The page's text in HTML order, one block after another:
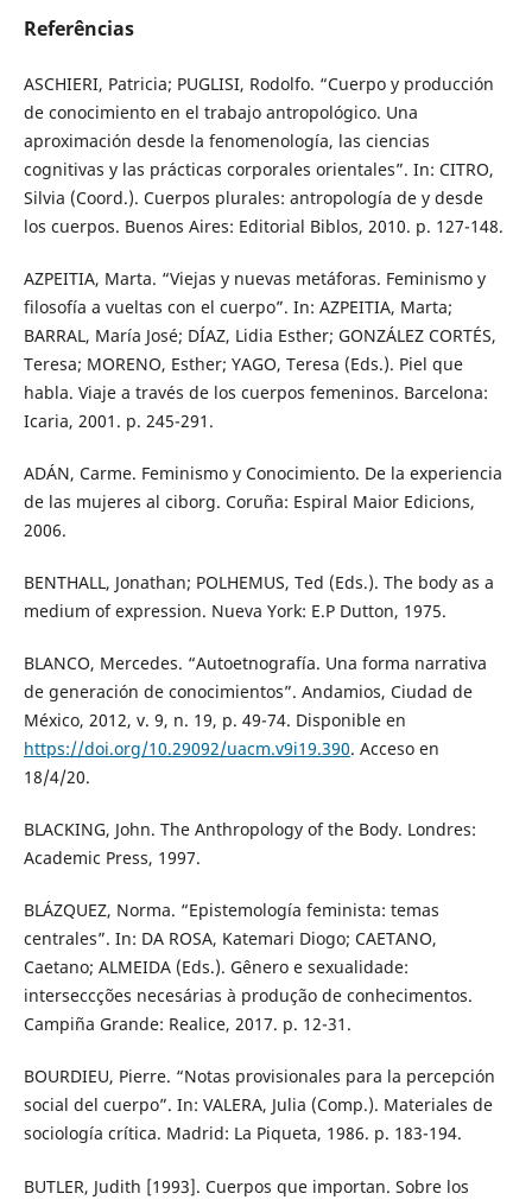
Referências
ASCHIERI, Patricia; PUGLISI, Rodolfo. “Cuerpo y producción
de conocimiento en el trabajo antropológico. Una
aproximación desde la fenomenología, las ciencias
cognitivas y las prácticas corporales orientales”. In: CITRO,
Silvia (Coord.). Cuerpos plurales: antropología de y desde
los cuerpos. Buenos Aires: Editorial Biblos, 2010. p. 127-148.
AZPEITIA, Marta. “Viejas y nuevas metáforas. Feminismo y
filosofía a vueltas con el cuerpo”. In: AZPEITIA, Marta;
BARRAL, María José; DÍAZ, Lidia Esther; GONZÁLEZ CORTÉS,
Teresa; MORENO, Esther; YAGO, Teresa (Eds.). Piel que
habla. Viaje a través de los cuerpos femeninos. Barcelona:
Icaria, 2001. p. 245-291.
ADÁN, Carme. Feminismo y Conocimiento. De la experiencia
de las mujeres al ciborg. Coruña: Espiral Maior Edicions,
2006.
BENTHALL, Jonathan; POLHEMUS, Ted (Eds.). The body as a
medium of expression. Nueva York: E.P Dutton, 1975.
BLANCO, Mercedes. “Autoetnografía. Una forma narrativa
de generación de conocimientos”. Andamios, Ciudad de
México, 2012, v. 9, n. 19, p. 49-74. Disponible en
https://doi.org/10.29092/uacm.v9i19.390. Acceso en
18/4/20.
BLACKING, John. The Anthropology of the Body. Londres:
Academic Press, 1997.
BLÁZQUEZ, Norma. “Epistemología feminista: temas
centrales”. In: DA ROSA, Katemari Diogo; CAETANO,
Caetano; ALMEIDA (Eds.). Gênero e sexualidade:
interseccções necesárias à produção de conhecimentos.
Campiña Grande: Realice, 2017. p. 12-31.
BOURDIEU, Pierre. “Notas provisionales para la percepción
social del cuerpo”. In: VALERA, Julia (Comp.). Materiales de
sociología crítica. Madrid: La Piqueta, 1986. p. 183-194.
BUTLER, Judith [1993]. Cuerpos que importan. Sobre los